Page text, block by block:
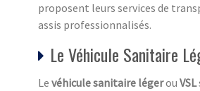
proposent leurs services de
assis professionnalisés.
Le Véhicule Sanitaire
Le véhicule sanitaire légerou VSL